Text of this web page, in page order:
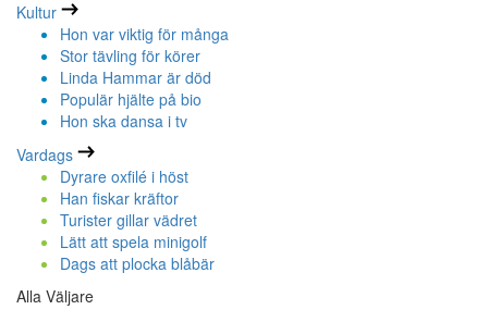
Kultur
Hon var viktig för många
Stor tävling för körer
Linda Hammar är död
Populär hjälte på bio
Hon ska dansa i tv
Vardags
Dyrare oxfilé i höst
Han fiskar kräftor
Turister gillar vädret
Lätt att spela minigolf
Dags att plocka blåbär
Alla Väljare